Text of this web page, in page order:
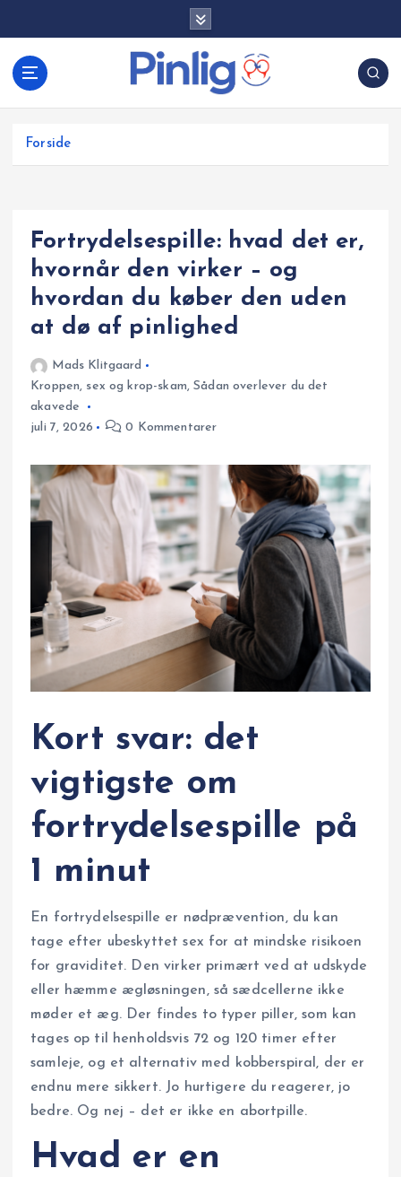
Forside
Fortrydelsespille: hvad det er,
hvornår den virker – og
hvordan du køber den uden
at dø af pinlighed
Mads Klitgaard
Kroppen, sex og krop-skam,Sådan overlever du det
akavede
juli 7, 2026
0 Kommentarer
Kort svar: det
vigtigste om
fortrydelsespille på
1 minut
En fortrydelsespille er nødprævention, du kan
tage efter ubeskyttet sex for at mindske risikoen
for graviditet. Den virker primært ved at udskyde
eller hæmme ægløsningen, så sædcellerne ikke
møder et æg. Der findes to typer piller, som kan
tages op til henholdsvis 72 og 120 timer efter
samleje, og et alternativ med kobberspiral, der er
endnu mere sikkert. Jo hurtigere du reagerer, jo
bedre. Og nej – det er ikke en abortpille.
Hvad er en